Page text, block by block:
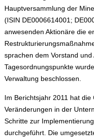
Hauptversammlung der
(ISIN DE0006614001;
anwesenden Aktionäre die
sprachen dem Vorstand
Tagesordnungspunkte
Verwaltung beschlossen.
Im Berichtsjahr 2011 hat
Veränderungen in der
Schritte zur
durchgeführt. Die